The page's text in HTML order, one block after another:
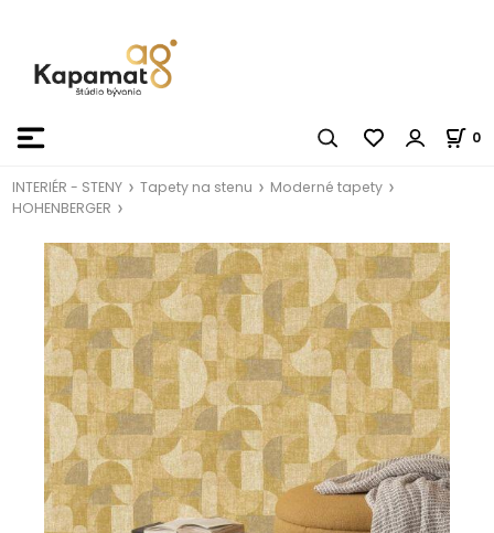
0
INTERIÉR - STENY Tapety na stenu
Moderné tapety
HOHENBERGER